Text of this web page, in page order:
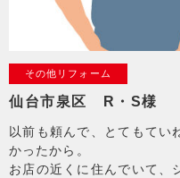
その他リフォーム
仙台市泉区 R・S様
以前も頼んで、とてもてい
かったから。
お店の近くに住んでいて、